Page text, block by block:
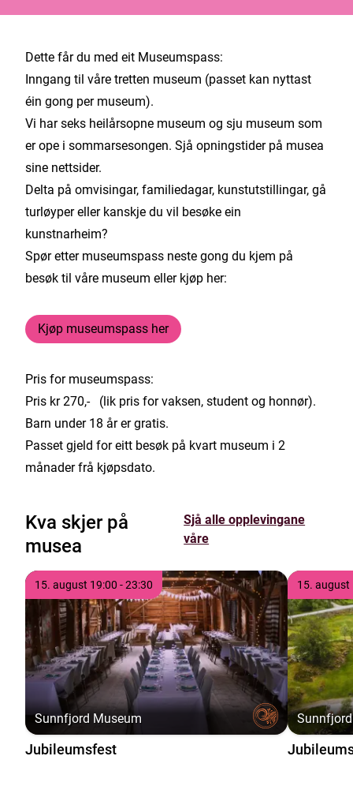
Dette får du med eit Museumspass:
Inngang til våre tretten museum (passet kan nyttast
éin gong per museum).
Vi har seks heilårsopne museum og sju museum som
er ope i sommarsesongen. Sjå opningstider på musea
sine nettsider.
Delta på omvisingar, familiedagar, kunstutstillingar, gå
turløyper eller kanskje du vil besøke ein
kunstnarheim?
Spør etter museumspass neste gong du kjem på
besøk til våre museum eller kjøp her:
Kjøp museumspass her
Pris for museumspass:
Pris kr 270,- (lik pris for vaksen, student og honnør).
Barn under 18 år er gratis.
Passet gjeld for eitt besøk på kvart museum i 2
månader frå kjøpsdato.
Kva skjer på
musea
Sjå alle opplevingane
våre
Tre komande opplevingar henta blant alle våre museum
Tidspunkt
15. august 19:00 -23:30
Sunnfjord Museum
Jubileumsfest
Tidspunkt
15.